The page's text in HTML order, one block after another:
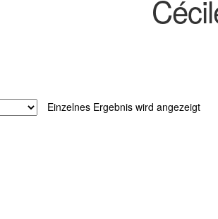
Einzelnes Ergebnis wird angezeigt